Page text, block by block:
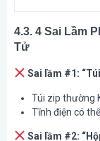
4.3. 4 Sai Lầm
Tử
Sai lầm #1:
Túi zip thường
Tĩnh điện có
Sai lầm #2: